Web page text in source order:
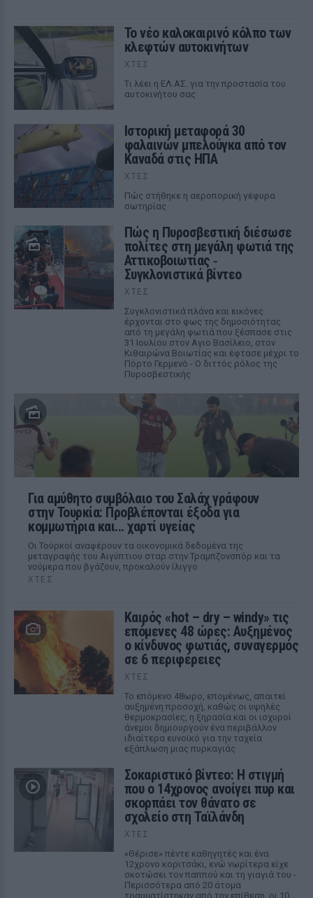
Το νέο καλοκαιρινό κόλπο των
κλεφτών αυτοκινήτων
ΧΤΕΣ
Tι λέει η ΕΛ.ΑΣ. για την προστασία του
αυτοκινήτου σας
Ιστορική μεταφορά 30
φαλαινών μπελούγκα από τον
Καναδά στις ΗΠΑ
ΧΤΕΣ
Πώς στήθηκε η αεροπορική γέφυρα
σωτηρίας
Πώς η Πυροσβεστική διέσωσε
πολίτες στη μεγάλη φωτιά της
Αττικοβοιωτίας ‑
Συγκλονιστικά βίντεο
ΧΤΕΣ
Συγκλονιστικά πλάνα και εικόνες
έρχονται στο φως της δημοσιότητας
από τη μεγάλη φωτιά που ξέσπασε στις
31 Ιουλίου στον Αγιο Βασίλειο, στον
Κιθαιρώνα Βοιωτίας και έφτασε μέχρι το
Πόρτο Γερμενό - Ο διττός ρόλος της
Πυροσβεστικής
Για αμύθητο συμβόλαιο του Σαλάχ γράφουν
στην Τουρκία: Προβλέπονται έξοδα για
κομμωτήρια και... χαρτί υγείας
Οι Τούρκοί αναφέρουν τα οικονομικά δεδομένα της
μεταγραφής του Αιγύπτιου σταρ στην Τραμπζονσπόρ και τα
νούμερα που βγάζουν, προκαλούν ίλιγγο
ΧΤΕΣ
Καιρός «hot – dry – windy» τις
επόμενες 48 ώρες: Αυξημένος
ο κίνδυνος φωτιάς, συναγερμός
σε 6 περιφέρειες
ΧΤΕΣ
Το επόμενο 48ωρο, επομένως, απαιτεί
αυξημένη προσοχή, καθώς οι υψηλές
θερμοκρασίες, η ξηρασία και οι ισχυροί
άνεμοι δημιουργούν ένα περιβάλλον
ιδιαίτερα ευνοϊκό για την ταχεία
εξάπλωση μιας πυρκαγιάς
Σοκαριστικό βίντεο: Η στιγμή
που ο 14χρονος ανοίγει πυρ και
σκορπάει τον θάνατο σε
σχολείο στη Ταϊλάνδη
ΧΤΕΣ
«Θέρισε» πέντε καθηγητές και ένα
12χρονο κοριτσάκι, ενώ νωρίτερα είχε
σκοτώσει τον παππού και τη γιαγιά του -
Περισσότερα από 20 άτομα
τραυματίστηκαν από την επίθεση, οι 10